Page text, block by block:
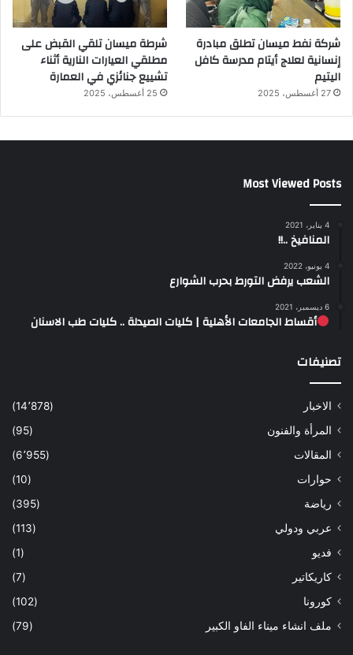
شركة نفط ميسان تطلق مبادرة
إنسانية لعلاج أيتام مدرسة كافل
اليتيم
27 أغسطس، 2025
شرطة ميسان تلقي القبض على
مطلقي العيارات النارية أثناء
تشييع جنائزي في العمارة
25 أغسطس، 2025
Most Viewed Posts
4 يناير، 2021
المنافيخ ..!!
4 يونيو، 2022
الشعب يرفض التورط بحرب الشوارع
6 ديسمبر، 2021
أقساط الجامعات الأهلية | كليات الصيدلة .. كليات طب الاسنان
تصنيفات
الاخبار
(14٬878)
المرأة والفنون
(95)
المقالات
(6٬955)
حوارات
(10)
رياضة
(395)
عربي ودولي
(113)
فديو
(1)
كاريكاتير
(7)
كورونا
(102)
ملف انشاء ميناء الفاو الكبير
(79)